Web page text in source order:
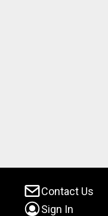
Contact Us
Sign In